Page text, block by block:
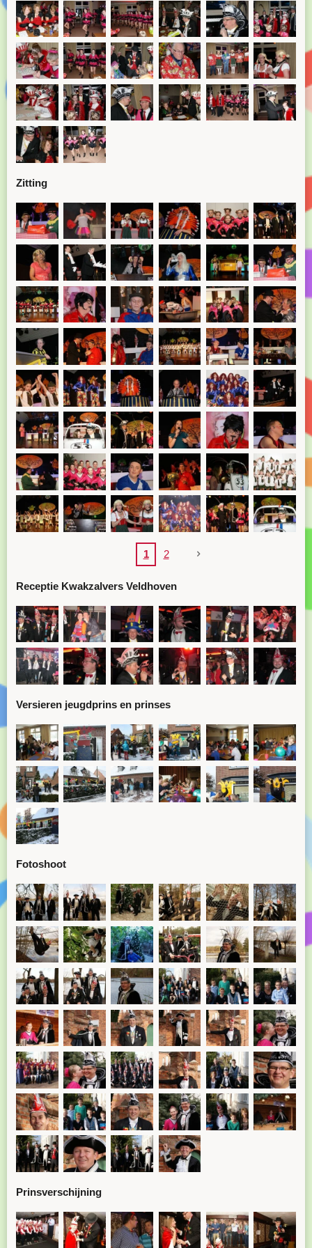
Zitting
1 2
Receptie Kwakzalvers Veldhoven
Versieren jeugdprins en prinses
Fotoshoot
Prinsverschijning